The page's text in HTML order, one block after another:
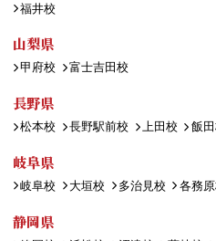
福井校
山梨県
甲府校 富士吉田校
長野県
松本校 長野駅前校 上田校 飯
岐阜県
岐阜校 大垣校 多治見校 各務
静岡県